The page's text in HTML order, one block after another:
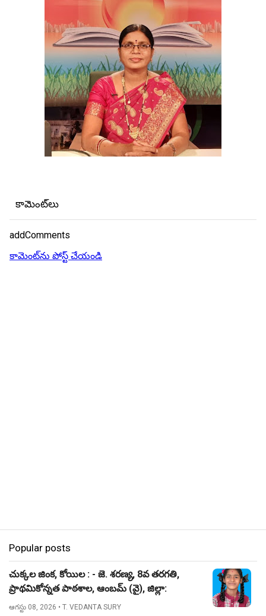
కామెంట్‌లు
addComments
కామెంట్‌ను పోస్ట్ చేయండి
Popular posts
చుక్కల జింక, కోయిల : - జె. శరణ్య, 8వ తరగతి,
ప్రాథమికోన్నత పాఠశాల, ఆంబమ్ (వై), జిల్లా:
నిజామాబాద్.
ఆగస్టు 08, 2026 • T. VEDANTA SURY